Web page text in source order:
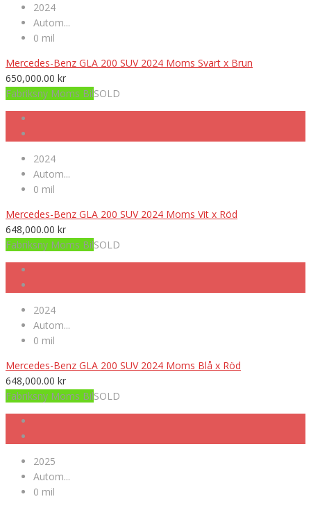
2024
Autom...
0 mil
Mercedes-Benz GLA 200 SUV 2024 Moms Svart x Brun
650,000.00 kr
Fabriksny Moms BilSOLD
2024
Autom...
0 mil
Mercedes-Benz GLA 200 SUV 2024 Moms Vit x Röd
648,000.00 kr
Fabriksny Moms BilSOLD
2024
Autom...
0 mil
Mercedes-Benz GLA 200 SUV 2024 Moms Blå x Röd
648,000.00 kr
Fabriksny Moms BilSOLD
2025
Autom...
0 mil